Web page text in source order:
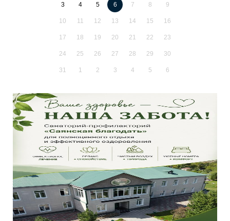
3 4 5 6 7 8 9
10 11 12 13 14 15 16
17 18 19 20 21 22 23
24 25 26 27 28 29 30
31 1 2 3 4 5 6